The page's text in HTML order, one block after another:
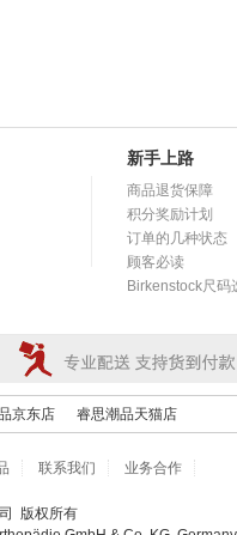
新手上路
商品退货保障
积分奖励计划
订单的几种状态
顾客必读
Birkenstock尺码
京东店 睿思潮品天猫店
联系我们 业务合作
版权所有